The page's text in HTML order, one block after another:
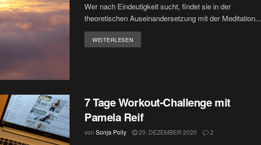
Wer nach Eindeutigkeit sucht, findet sie in der
theoretischen Auseinandersetzung mit der Meditation...
WEITERLESEN
7 Tage Workout-Challenge mit
Pamela Reif
von Sonja Polly 20. DEZEMBER 2020 2